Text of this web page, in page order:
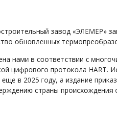
завод «ЭЛЕМЕР»
обновленных
нами в соответствии с
цифрового протокола HART.
в 2025 году, а издание
страны происхождения